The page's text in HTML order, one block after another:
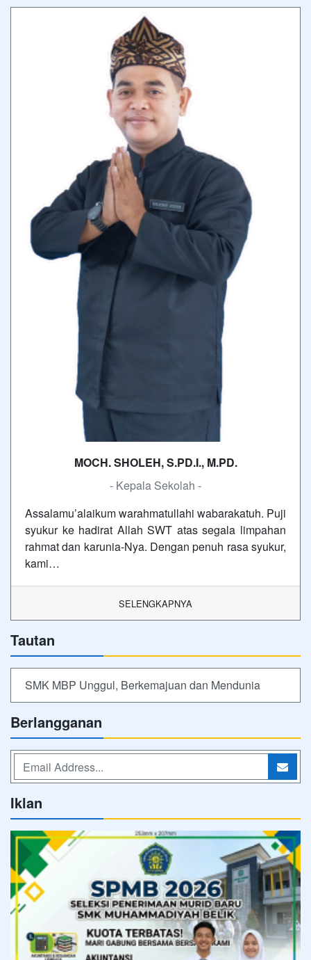
MOCH. SHOLEH, S.PD.I., M.PD.
- Kepala Sekolah -
Assalamu’alaikum warahmatullahi wabarakatuh. Puji
syukur ke hadirat Allah SWT atas segala limpahan
rahmat dan karunia-Nya. Dengan penuh rasa syukur,
kami…
SELENGKAPNYA
Tautan
SMK MBP Unggul, Berkemajuan dan Mendunia
Berlangganan
Iklan